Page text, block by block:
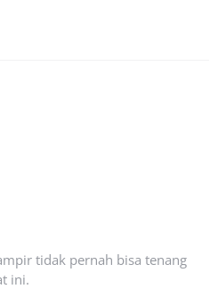
tidak pernah bisa tenang
ini.